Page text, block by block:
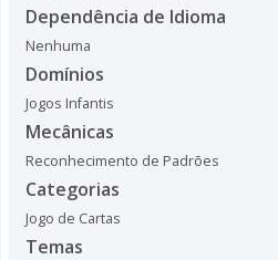
Dependência de Idioma
Nenhuma
Domínios
Jogos Infantis
Mecânicas
Reconhecimento de Padrões
Categorias
Jogo de Cartas
Temas